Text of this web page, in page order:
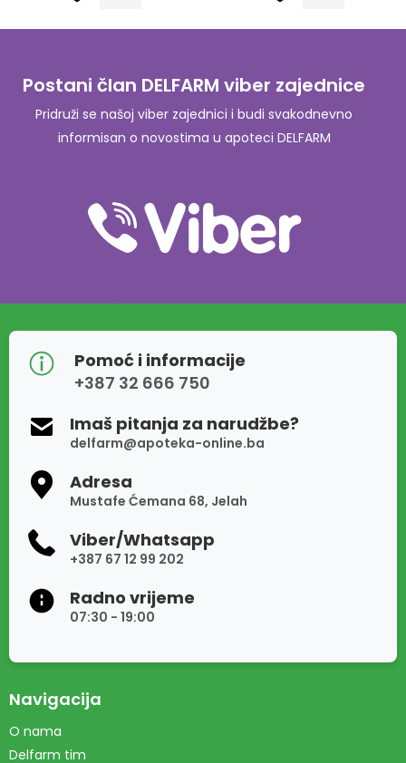
Postani član DELFARM viber zajednice
Pridruži se našoj viber zajednici i budi svakodnevno
informisan o novostima u apoteci DELFARM
Pomoć i informacije
+387 32 666 750
Imaš pitanja za narudžbe?
delfarm@apoteka-online.ba
Adresa
Mustafe Ćemana 68, Jelah
Viber/Whatsapp
+387 67 12 99 202
Radno vrijeme
07:30 - 19:00
Navigacija
O nama
Delfarm tim